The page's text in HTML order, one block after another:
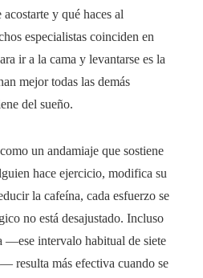
y qué haces al
especialistas coinciden en
ir a la cama y levantarse es la
mejor todas las demás
del sueño.
un andamiaje que sostiene
hace ejercicio, modifica su
la cafeína, cada esfuerzo se
no está desajustado. Incluso
—ese intervalo habitual de siete
resulta más efectiva cuando se